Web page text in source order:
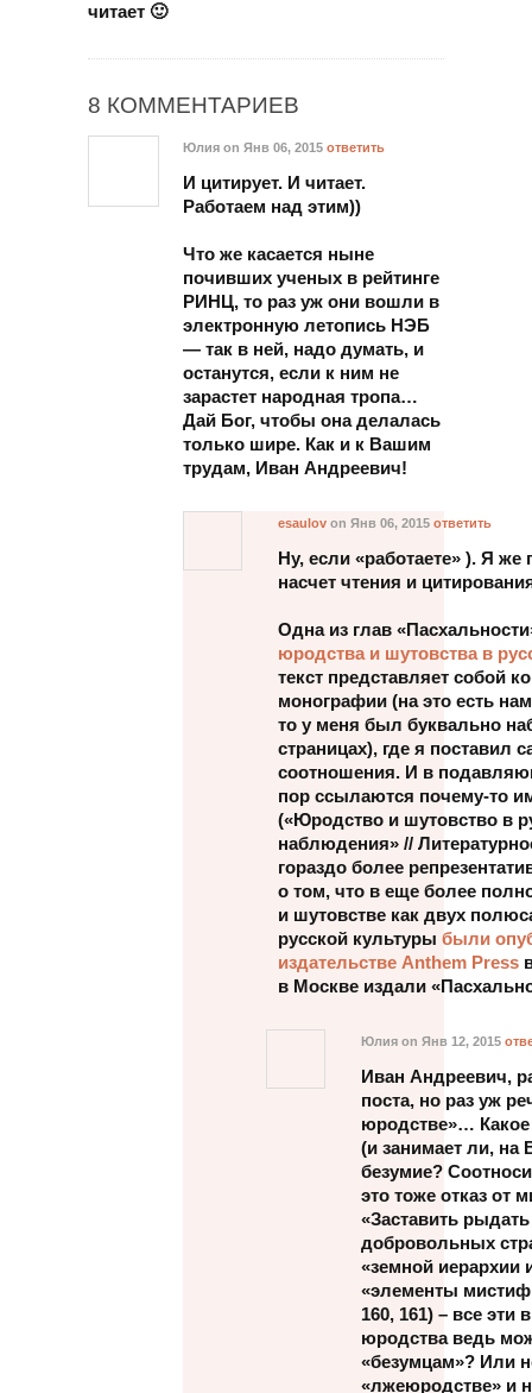
читает 🙂
8 КОММЕНТАРИЕВ
Юлия on Янв 06, 2015 ответить
И цитирует. И читает.
Работаем над этим))
Что же касается ныне
почивших ученых в рейтинге
РИНЦ, то раз уж они вошли в
электронную летопись НЭБ
— так в ней, надо думать, и
останутся, если к ним не
зарастет народная тропа…
Дай Бог, чтобы она делалась
только шире. Как и к Вашим
трудам, Иван Андреевич!
esaulov on Янв 06, 2015 ответить
Ну, если «работаете» ). Я
насчет чтения и
Одна из глав
юродства и шутовства в
текст представляет собой
монографии (на это есть
то у меня был буквально
страницах), где я поставил
соотношения. И в
пор ссылаются почему-то
(«Юродство и шутовство в
наблюдения» //
гораздо более
о том, что в еще более
и шутовстве как двух
русской культуры были
издательстве Anthem Press
в Москве издали
Юлия on Янв 12, 2015
Иван Андреевич,
поста, но раз уж
юродстве»… Какое
(и занимает ли, на
безумие?
это тоже отказ от
«Заставить
добровольных
«земной иерархии
«элементы
160, 161) – все
юродства ведь
«безумцам»? Или
«лжеюродстве» и